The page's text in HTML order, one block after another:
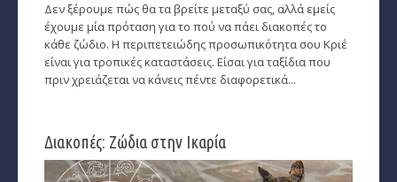
Ινδιάνικο Ωροσκόπιο
Κέλτικο Ωροσκόπιο
Ερωτική Συναστρία
Εύρεση Ωροσκόπου
Δεν ξέρουμε πώς θα τα βρείτε μεταξύ σας, αλλά εμείς
έχουμε μία πρόταση για το πού να πάει διακοπές το
κάθε ζώδιο. Η περιπετειώδης προσωπικότητα σου Κριέ
είναι για τροπικές καταστάσεις. Είσαι για ταξίδια που
πριν χρειάζεται να κάνεις πέντε διαφορετικά...
Διακοπές: Zώδια στην Ικαρία